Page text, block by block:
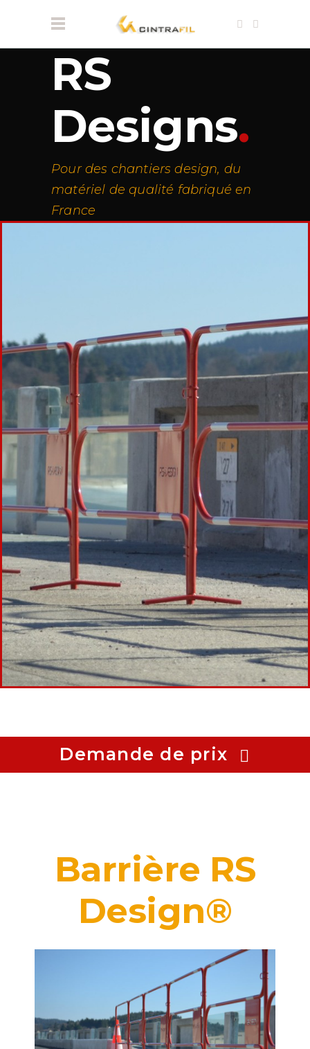
RS
Designs.
Pour des chantiers design, du
matériel de qualité fabriqué en
France
Demande de prix
Barrière RS
Design®